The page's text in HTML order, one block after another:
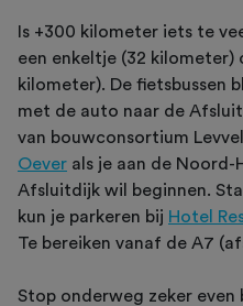
Is +300 kilometer iets te
een enkeltje (32
kilometer). De fietsbussen
met de auto naar de
van bouwconsortium
Oever als je aan de Noord-
Afsluitdijk wil beginnen.
kun je parkeren bij Hotel
Te bereiken vanaf de A7
Stop onderweg zeker even